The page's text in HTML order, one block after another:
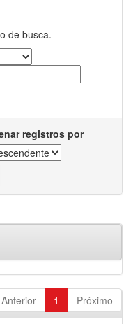
de busca.
registros por
Anterior 1 Próximo